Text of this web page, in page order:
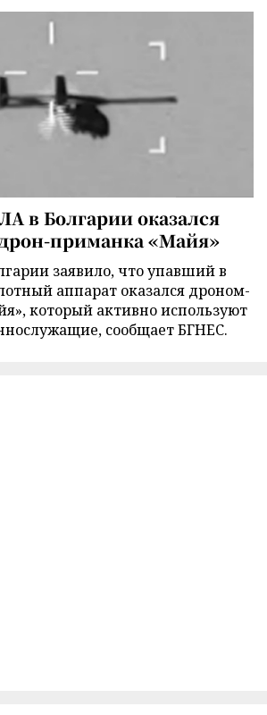
в Болгарии оказался
приманка «Майя»
заявило, что упавший в
аппарат оказался дроном-
который активно используют
сообщает БГНЕС.